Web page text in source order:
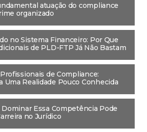
atuação do compliance
organizado
no Sistema Financeiro: Por Que
de PLD-FTP Já Não Bastam
de Compliance:
Uma Realidade Pouco Conhecida
Dominar Essa Competência Pode
no Jurídico